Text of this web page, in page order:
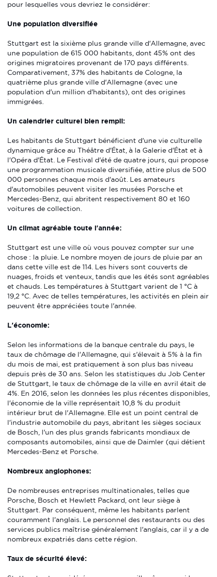
pour lesquelles vous devriez le considérer:
Une population diversifiée
Stuttgart est la sixième plus grande ville d'Allemagne, avec
une population de 615 000 habitants, dont 45% ont des
origines migratoires provenant de 170 pays différents.
Comparativement, 37% des habitants de Cologne, la
quatrième plus grande ville d'Allemagne (avec une
population d'un million d'habitants), ont des origines
immigrées.
Un calendrier culturel bien rempli:
Les habitants de Stuttgart bénéficient d'une vie culturelle
dynamique grâce au Théâtre d'État, à la Galerie d'État et à
l'Opéra d'État. Le Festival d'été de quatre jours, qui propose
une programmation musicale diversifiée, attire plus de 500
000 personnes chaque mois d'août. Les amateurs
d'automobiles peuvent visiter les musées Porsche et
Mercedes-Benz, qui abritent respectivement 80 et 160
voitures de collection.
Un climat agréable toute l'année:
Stuttgart est une ville où vous pouvez compter sur une
chose : la pluie. Le nombre moyen de jours de pluie par an
dans cette ville est de 114. Les hivers sont couverts de
nuages, froids et venteux, tandis que les étés sont agréables
et chauds. Les températures à Stuttgart varient de 1 °C à
19,2 °C. Avec de telles températures, les activités en plein air
peuvent être appréciées toute l'année.
L'économie:
Selon les informations de la banque centrale du pays, le
taux de chômage de l'Allemagne, qui s'élevait à 5% à la fin
du mois de mai, est pratiquement à son plus bas niveau
depuis près de 30 ans. Selon les statistiques du Job Center
de Stuttgart, le taux de chômage de la ville en avril était de
4%. En 2016, selon les données les plus récentes disponibles,
l'économie de la ville représentait 10,8 % du produit
intérieur brut de l'Allemagne. Elle est un point central de
l'industrie automobile du pays, abritant les sièges sociaux
de Bosch, l'un des plus grands fabricants mondiaux de
composants automobiles, ainsi que de Daimler (qui détient
Mercedes-Benz et Porsche.
Nombreux anglophones:
De nombreuses entreprises multinationales, telles que
Porsche, Bosch et Hewlett Packard, ont leur siège à
Stuttgart. Par conséquent, même les habitants parlent
couramment l'anglais. Le personnel des restaurants ou des
services publics maîtrise généralement l'anglais, car il y a de
nombreux expatriés dans cette région.
Taux de sécurité élevé: